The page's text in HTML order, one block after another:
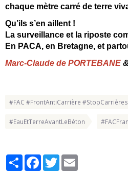
chaque mètre carré de terre
Qu’ils s’en aillent !
La surveillance et la riposte
En PACA, en Bretagne, et
Marc-Claude de PORTEBANE &
#FAC #FrontAntiCarrière
#EauEtTerreAvantLeBéton
PartagerFacebook
Twitter